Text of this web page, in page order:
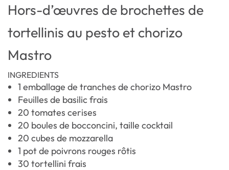
Hors-d’œuvres de brochettes de
tortellinis au pesto et chorizo
Mastro
INGREDIENTS
1 emballage de tranches de chorizo Mastro
Feuilles de basilic frais
20 tomates cerises
20 boules de bocconcini, taille cocktail
20 cubes de mozzarella
1 pot de poivrons rouges rôtis
30 tortellini frais